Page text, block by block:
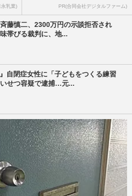
永乳業) PR(合同会社デジタルファーム)
藤慎二、2300万円の示談拒否され
帯びる裁判に、地...
』自閉症女性に「子どもをつくる練習
せつ容疑で逮捕…元...